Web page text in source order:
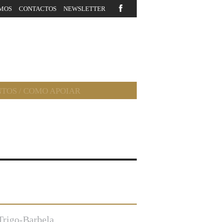
CONTACTOS NEWSLETTER
/ COMO APOIAR
Barbela